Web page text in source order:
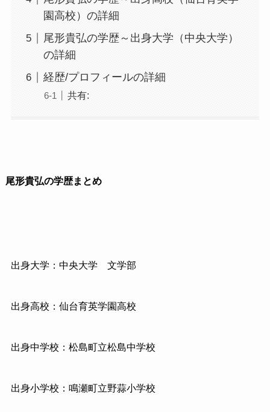
園高校）の詳細
尾形貴弘の学歴～出身大学（中央大学）
の詳細
経歴/プロフィールの詳細
共有:
尾形貴弘の学歴まとめ
出身大学：中央大学 文学部
出身高校：仙台育英学園高校
出身中学校：松島町立松島中学校
出身小学校：鳴瀬町立野蒜小学校